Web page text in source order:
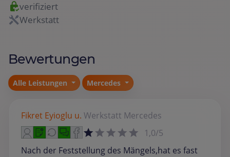
verifiziert
Werkstatt
Bewertungen
Alle Leistungen Mercedes
Fikret Eyioglu u. Werkstatt Mercedes
1,0/5
Nach der Feststellung des Mängels,hat es fast